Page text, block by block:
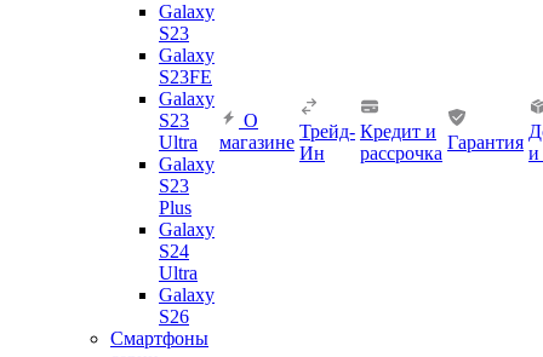
Galaxy
S23
Galaxy
S23FE
Galaxy
S23
Ultra
Galaxy
S23
Plus
Galaxy
S24
Ultra
Galaxy
S26
Смартфоны
О
магазине
Трейд-
Ин
Кредит и
рассрочка
Гарантия
и